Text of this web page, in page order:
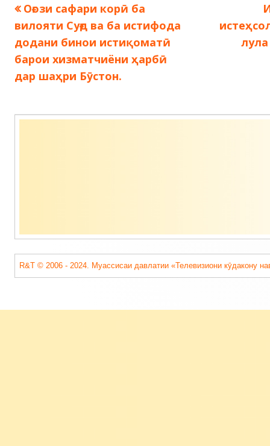
Навигация
по
записям
Предыдущая
запись:
Оғози сафари корӣ ба
вилояти Суғд ва ба истифода
додани бинои истиқоматӣ
барои хизматчиёни ҳарбӣ
дар шаҳри Бӯстон.
Содержимое
R&T © 2006 - 2024. Муассисаи давлатии «Телевизиони кӯдакону